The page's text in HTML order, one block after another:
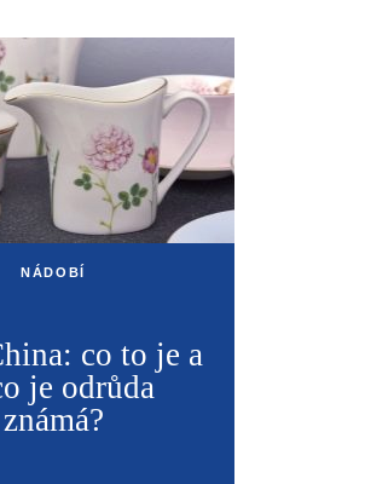
NÁDOBÍ
co to je a
je odrůda
známá?